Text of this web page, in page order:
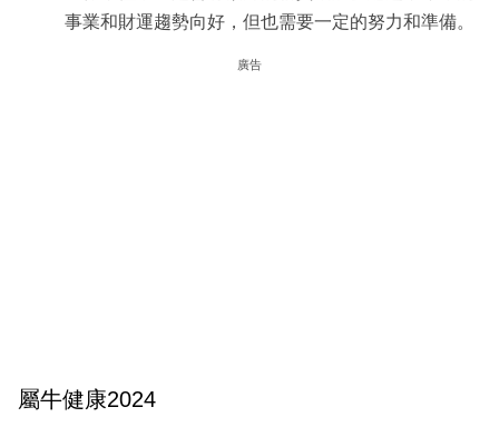
事業和財運趨勢向好，但也需要一定的努力和準備。
廣告
屬牛健康2024